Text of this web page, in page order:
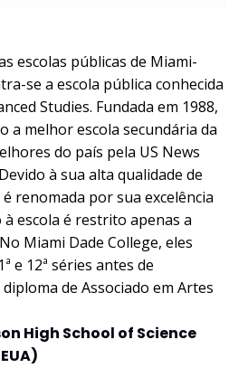
escolas públicas de Miami-
se a escola pública conhecida
Studies. Fundada em 1988,
a melhor escola secundária da
do país pela US News
à sua alta qualidade de
renomada por sua excelência
à escola é restrito apenas a
Miami Dade College, eles
e 12ª séries antes de
de Associado em Artes
High School of Science